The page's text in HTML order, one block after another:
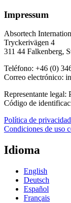
Impressum
Absortech
Tryckerivägen 4
311 44 Falkenberg,
Teléfono: +46 (0)
Correo electrónico:
Representante legal:
Código de
Política de
Condiciones de uso
Idioma
English
Deutsch
Español
Français